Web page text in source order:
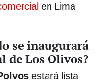
en Lima
se inaugurará
de Los Olivos?
estará lista